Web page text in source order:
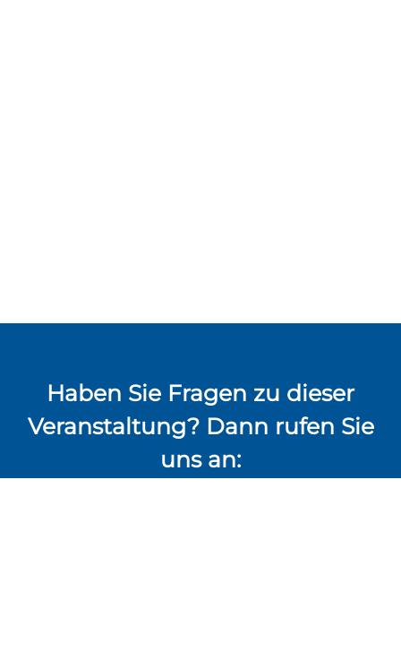
Haben Sie Fragen zu dieser
Veranstaltung? Dann rufen Sie
uns an: